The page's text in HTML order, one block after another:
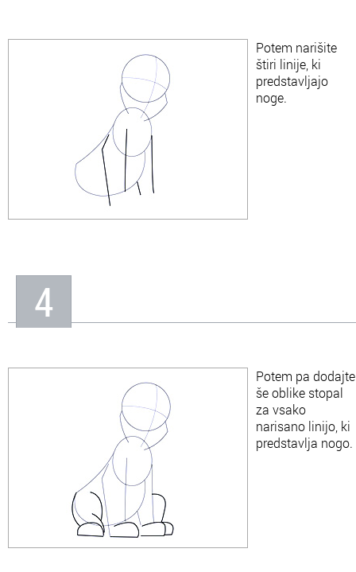
Potem narišite
štiri linije, ki
predstavljajo
noge.
4
Potem pa dodajte
še oblike stopal
za vsako
narisano linijo, ki
predstavlja nogo.